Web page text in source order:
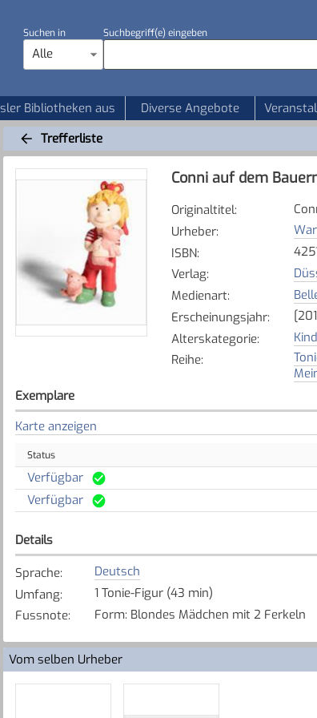
Suchen in
Alle
Suchbegriff(e) eingeben
Bibliotheken aus Diverse Angebote
Trefferliste
Conni auf dem
Originaltitel:
Urheber:
ISBN:
Verlag:
Medienart:
Erscheinungsjahr:
Alterskategorie:
Reihe:
Exemplare
Karte anzeigen
Status
Verfügbar
Verfügbar
Details
Sprache:
Deutsch
Umfang:
1 Tonie-Figur (43 min)
Fussnote: Form: Blondes Mädchen mit 2 Ferkeln
Vom selben Urheber